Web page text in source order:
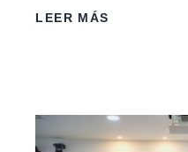
LEER MÁS